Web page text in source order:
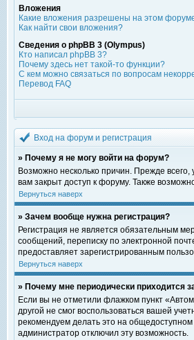
Вложения
Какие вложения разрешены на этом
Как найти свои вложения?
Сведения о phpBB 3 (Olympus)
Кто написал phpBB 3?
Почему здесь нет такой-то функции?
С кем можно связаться по вопросам
Перевод FAQ
Вход на форум и регистрация
» Почему я не могу войти на форум?
Возможно несколько причин. Прежде
вам закрыт доступ к форуму. Также
Вернуться наверх
» Зачем вообще нужна регистрация?
Регистрация не является обязательным
сообщений, переписку по электронной
предоставляет зарегистрированным
Вернуться наверх
» Почему мне периодически приходится
Если вы не отметили флажком пункт
другой не смог воспользоваться вашей
рекомендуем делать это на общедоступном
администратор отключил эту возможность.